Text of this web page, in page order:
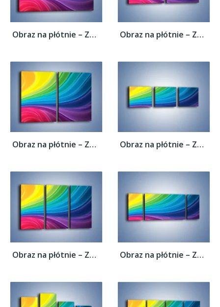
Obraz na płótnie – Zachowane kolory tęczy... Obraz na płótnie – Zachowane kolory tęczy...
Obraz na płótnie – Zachowane kolory tęczy... Obraz na płótnie – Zachowane kolory tęczy...
Obraz na płótnie – Zachowane kolory tęczy... Obraz na płótnie – Zachowane kolory tęczy...